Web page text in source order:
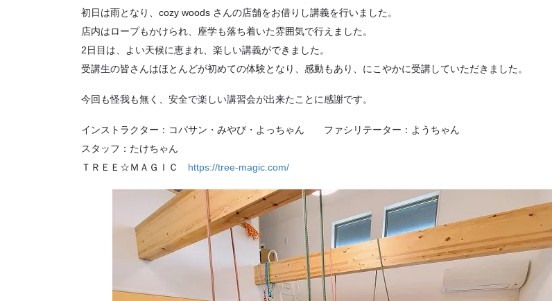
初日は雨となり、cozy woods さんの店舗をお借りし講義を行いました。
店内はロープもかけられ、座学も落ち着いた雰囲気で行えました。
2日目は、よい天候に恵まれ、楽しい講義ができました。
受講生の皆さんはほとんどが初めての体験となり、感動もあり、にこやかに受講していただきました。
今回も怪我も無く、安全で楽しい講習会が出来たことに感謝です。
インストラクター：コバサン・みやび・よっちゃん ファシリテーター：ようちゃん
スタッフ：たけちゃん
ＴＲＥＥ☆ＭＡＧＩＣ https://tree-magic.com/